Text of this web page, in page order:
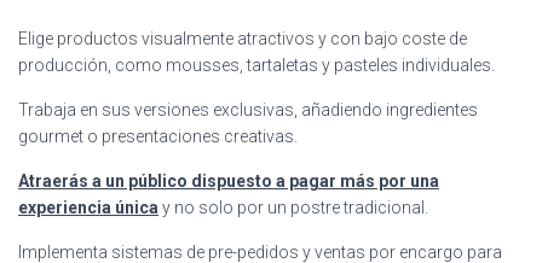
Elige productos visualmente atractivos y con bajo coste de
producción, como mousses, tartaletas y pasteles individuales.
Trabaja en sus versiones exclusivas, añadiendo ingredientes
gourmet o presentaciones creativas.
Atraerás a un público dispuesto a pagar más por una
experiencia única y no solo por un postre tradicional.
Implementa sistemas de pre-pedidos y ventas por encargo para